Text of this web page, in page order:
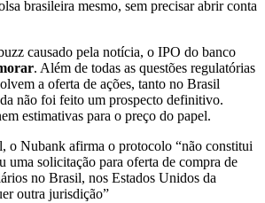
brasileira mesmo, sem precisar abrir conta
causado pela notícia, o IPO do banco
. Além de todas as questões regulatórias
a oferta de ações, tanto no Brasil
não foi feito um prospecto definitivo.
estimativas para o preço do papel.
o Nubank afirma o protocolo “não constitui
uma solicitação para oferta de compra de
no Brasil, nos Estados Unidos da
outra jurisdição”